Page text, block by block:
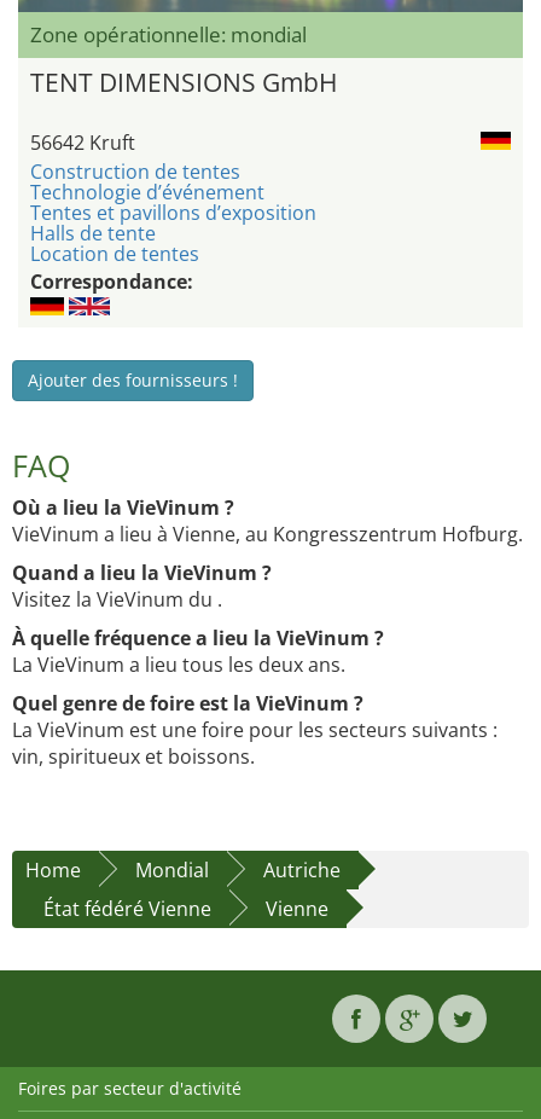
Zone opérationnelle: mondial
TENT DIMENSIONS GmbH
56642 Kruft
Construction de tentes
Technologie d’événement
Tentes et pavillons d’exposition
Halls de tente
Location de tentes
Correspondance:
Ajouter des fournisseurs !
FAQ
Où a lieu la VieVinum ?
VieVinum a lieu à Vienne, au Kongresszentrum Hofburg.
Quand a lieu la VieVinum ?
Visitez la VieVinum du .
À quelle fréquence a lieu la VieVinum ?
La VieVinum a lieu tous les deux ans.
Quel genre de foire est la VieVinum ?
La VieVinum est une foire pour les secteurs suivants :
vin, spiritueux et boissons.
Home Mondial
Autriche
État fédéré Vienne
Vienne
Foires par secteur d'activité